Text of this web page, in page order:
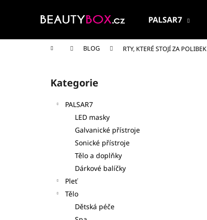
PALSAR7
Domů BLOG RTY, KTERÉ STOJÍ ZA POLIBEK
Přeskočit
kategorie
Kategorie
PALSAR7
LED masky
Galvanické přístroje
Sonické přístroje
Tělo a doplňky
Dárkové balíčky
Pleť
Tělo
Dětská péče
í
Zpět
do
Zpět
do
PALSAR7 CESTOVNÍ KOSMETICKÁ SADA